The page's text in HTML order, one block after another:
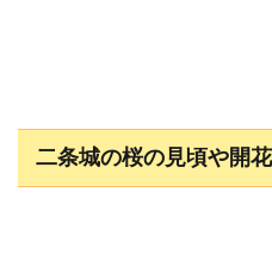
二条城の桜の見頃や開